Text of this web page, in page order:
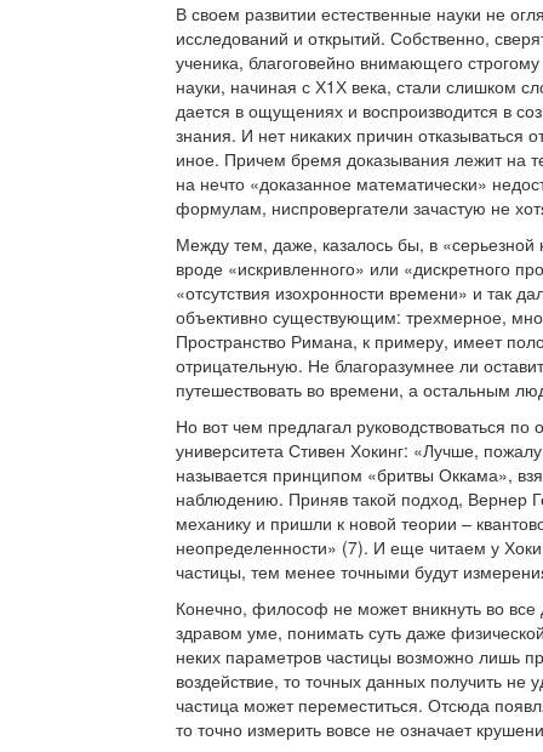
В своем развитии естественные науки не
исследований и открытий. Собственно,
ученика, благоговейно внимающего
науки, начиная с Х1Х века, стали слишком
дается в ощущениях и воспроизводится в
знания. И нет никаких причин отказываться
иное. Причем бремя доказывания лежит на
на нечто «доказанное математически»
формулам, ниспровергатели зачастую не
Между тем, даже, казалось бы, в
вроде «искривленного» или «дискретного
«отсутствия изохронности времени» и так
объективно существующим: трехмерное,
Пространство Римана, к примеру, имеет
отрицательную. Не благоразумнее ли
путешествовать во времени, а остальным
Но вот чем предлагал руководствоваться
университета Стивен Хокинг: «Лучше,
называется принципом «бритвы Оккама»,
наблюдению. Приняв такой подход, Вернер
механику и пришли к новой теории –
неопределенности» (7). И еще читаем у
частицы, тем менее точными будут
Конечно, философ не может вникнуть во
здравом уме, понимать суть даже
неких параметров частицы возможно лишь
воздействие, то точных данных получить не
частица может переместиться. Отсюда
то точно измерить вовсе не означает